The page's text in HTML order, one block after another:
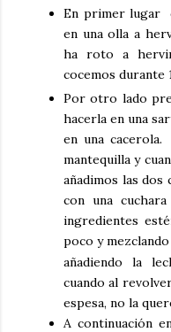
En primer lugar
en una olla a
ha roto a hervir
cocemos durante
Por otro lado
hacerla en una
en una
mantequilla y
añadimos las dos
con una
ingredientes
poco y
añadiendo la
cuando al
espesa, no la
A continuación